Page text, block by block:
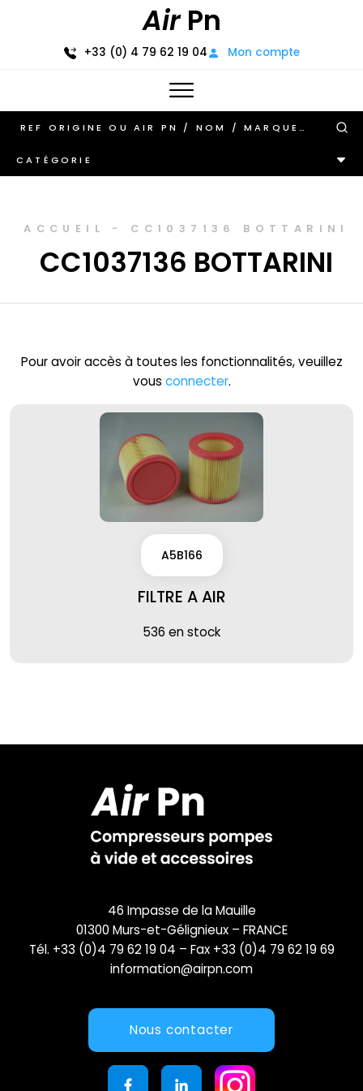
AirPn
+33 (0) 4 79 62 19 04 Mon compte
CATÉGORIE
ACCUEIL - CC1037136 BOTTARINI
CC1037136 BOTTARINI
Pour avoir accès à toutes les fonctionnalités, veuillez
vous connecter.
A5B166
FILTRE A AIR
536 en stock
46 Impasse de la Mauille
01300 Murs-et-Gélignieux – FRANCE
Tél. +33 (0)4 79 62 19 04 – Fax +33 (0)4 79 62 19 69
information@airpn.com
Nous contacter